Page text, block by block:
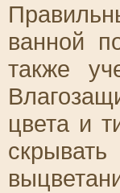
ванной
также
цвета и